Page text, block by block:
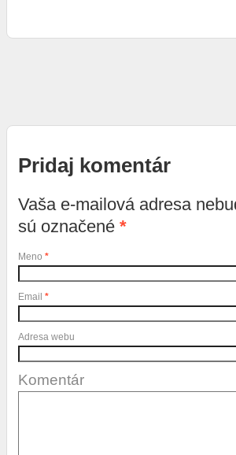
Pridaj komentár
Vaša e-mailová adresa
sú označené *
Meno *
Email *
Adresa webu
Komentár